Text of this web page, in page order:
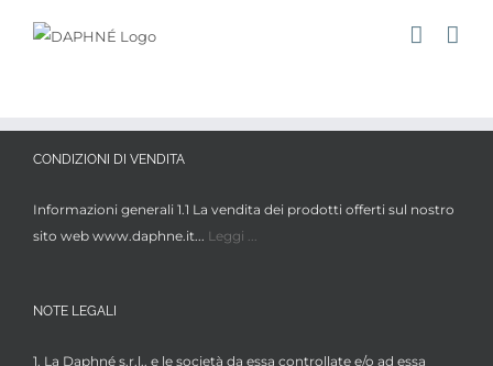
CONDIZIONI DI VENDITA
Informazioni generali 1.1 La vendita dei prodotti offerti sul nostro
sito web www.daphne.it... Leggi ...
NOTE LEGALI
1. La Daphné s.r.l.. e le società da essa controllate e/o ad essa